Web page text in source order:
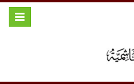
Toggle